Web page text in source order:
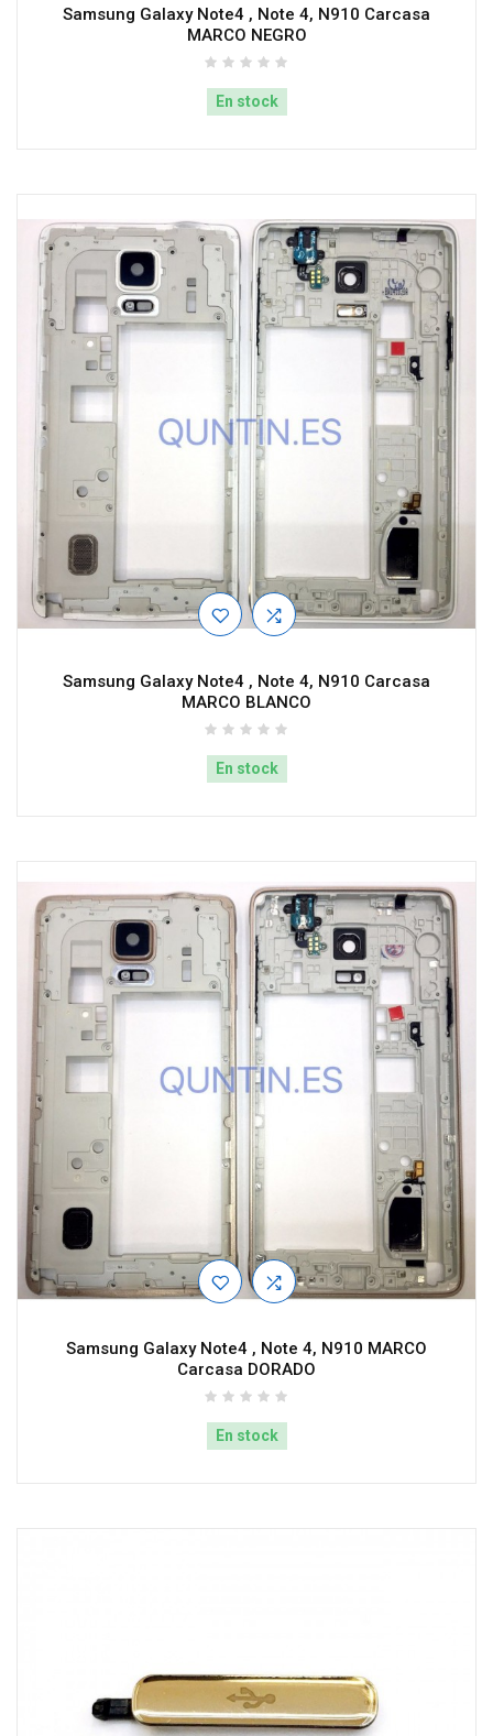
Samsung Galaxy Note4 , Note 4, N910 Carcasa
MARCO NEGRO
En stock
Samsung Galaxy Note4 , Note 4, N910 Carcasa
MARCO BLANCO
En stock
Samsung Galaxy Note4 , Note 4, N910 MARCO
Carcasa DORADO
En stock